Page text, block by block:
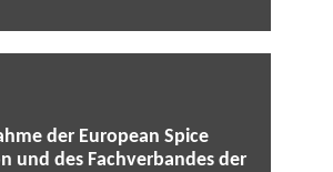
der European Spice
und des Fachverbandes der